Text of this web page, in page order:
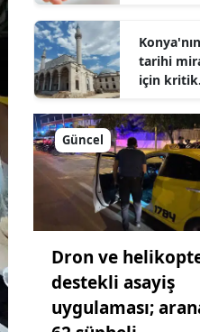
Konya'nın
tarihi
için kritik
durum
açıklandı
Güncel
Dron ve
destekli asayiş
uygulaması;